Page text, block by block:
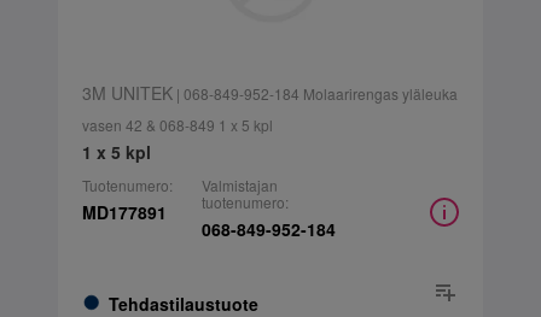
3M UNITEK| 068-849-952-184 Molaarirengas yläleuka
vasen 42 & 068-849 1 x 5 kpl
1 x 5 kpl
Tuotenumero:
MD177891
Tehdastilaustuote
Valmistajan
tuotenumero:
068-849-952-184